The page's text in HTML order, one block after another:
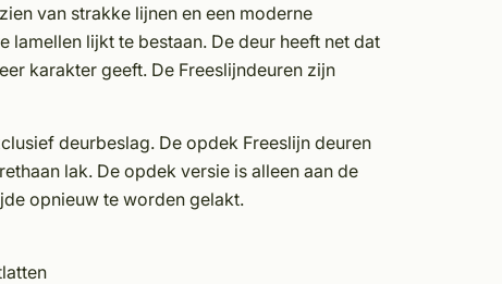
van strakke lijnen en een moderne
lijkt te bestaan. De deur heeft net dat
karakter geeft. De Freeslijndeuren zijn
deurbeslag. De opdek Freeslijn deuren
lak. De opdek versie is alleen aan de
opnieuw te worden gelakt.